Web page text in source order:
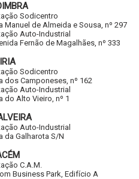
Sodicentro
Manuel de Almeida e Sousa, nº 297
Auto-Industrial
Fernão de Magalhães, nº 333
Sodicentro
dos Camponeses, nº 162
Auto-Industrial
do Alto Vieiro, nº 1
Auto-Industrial
da Galharota S/N
C.A.M.
Business Park, Edifício A